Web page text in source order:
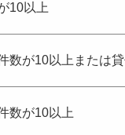
10以上
数が10以上または
数が10以上